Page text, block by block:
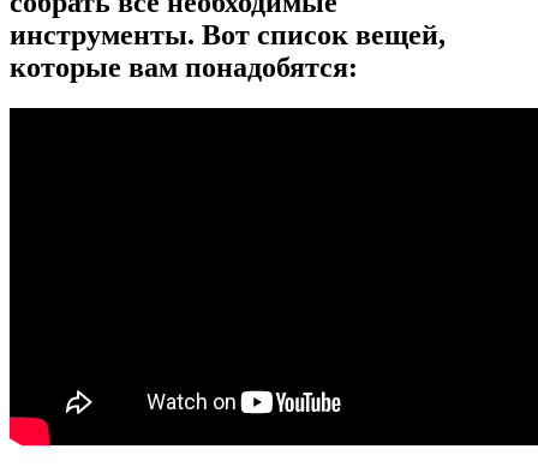
инструменты. Вот список вещей,
которые вам понадобятся: